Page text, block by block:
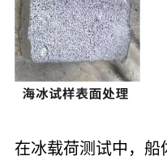
在冰载荷测试中，